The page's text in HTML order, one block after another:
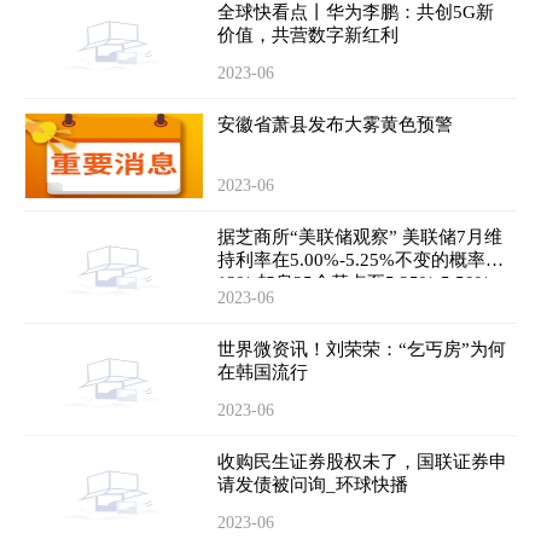
全球快看点丨华为李鹏：共创5G新
价值，共营数字新红利
2023-06
安徽省萧县发布大雾黄色预警
2023-06
据芝商所“美联储观察” 美联储7月维
持利率在5.00%-5.25%不变的概率为
12% 加息25个基点至5.25%-5.50%
区间的概率为88%
2023-06
世界微资讯！刘荣荣：“乞丐房”为何
在韩国流行
2023-06
收购民生证券股权未了，国联证券申
请发债被问询_环球快播
2023-06